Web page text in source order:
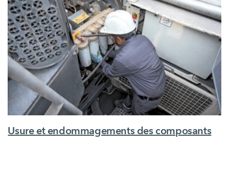
Usure et endommagements des composants